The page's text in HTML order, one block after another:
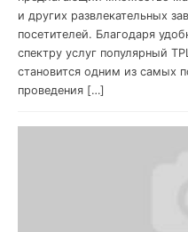
и других развлекательных
посетителей. Благодаря
спектру услуг популярный
становится одним из самых
проведения […]